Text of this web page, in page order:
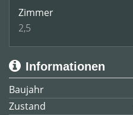
Zimmer
2,5
Informationen
Baujahr
Zustand